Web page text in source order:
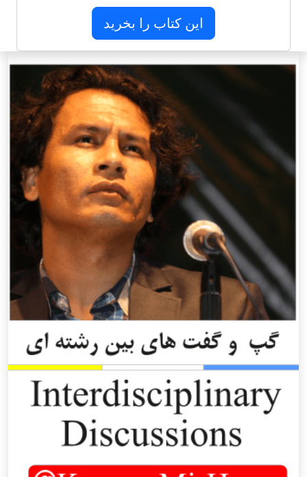
این کتاب را بخرید